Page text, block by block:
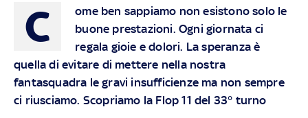
C
ome ben sappiamo non esistono solo le
buone prestazioni. Ogni giornata ci
regala gioie e dolori. La speranza è
quella di evitare di mettere nella nostra
fantasquadra le gravi insufficienze ma non sempre
ci riusciamo. Scopriamo la Flop 11 del 33° turno